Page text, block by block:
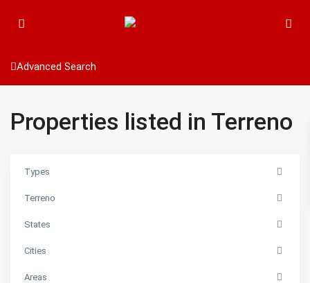
Advanced Search
Properties listed in Terreno
Types
Terreno
States
Cities
Areas